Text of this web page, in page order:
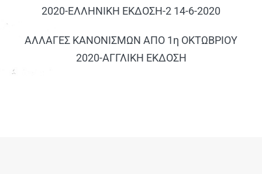
2020-ΕΛΛΗΝΙΚΗ ΕΚΔΟΣΗ-2 14-6-2020
ΑΛΛΑΓΕΣ ΚΑΝΟΝΙΣΜΩΝ ΑΠΟ 1η ΟΚΤΩΒΡΙΟΥ
2020-ΑΓΓΛΙΚΗ ΕΚΔΟΣΗ